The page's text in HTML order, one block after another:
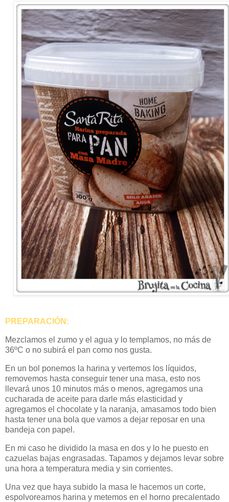
PREPARACIÓN:
Mezclamos el zumo y el agua y lo templamos, no más de
36ºC o no subirá el pan como nos gusta.
En un bol ponemos la harina y vertemos los líquidos,
removemos hasta conseguir tener una masa, esto nos
llevará unos 10 minutos más o menos, agregamos una
cucharada de aceite para darle más elasticidad y
agregamos el chocolate y la naranja, amasamos todo bien
hasta tener una bola que vamos a dejar reposar en una
bandeja con papel.
En mi caso he dividido la masa en dos y lo he puesto en
cazuelas bajas engrasadas. Tapamos y dejamos levar sobre
una hora a temperatura media y sin corrientes.
Una vez que haya subido la masa le hacemos un corte,
espolvoreamos harina y metemos en el horno precalentado